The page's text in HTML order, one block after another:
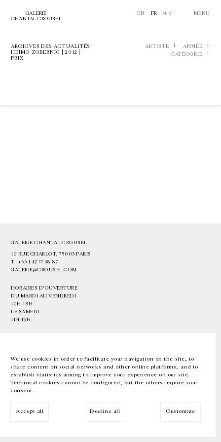
We use cookies in order to facilitate your navigation on the site, to
share content on social networks and other online platforms, and to
establish statistics aiming to improve your experience on our site.
Technical cookies cannot be configured, but the others require your
consent.
Accept all Decline all Customize
GALERIE
CHANTAL CROUSEL
EN FR 中文 MENU
ARCHIVES DES ACTUALITÉS
HEIMO ZOBERNIG | 2012 |
PRIX
ARTISTE
ANNÉE
CATÉGORIE
GALERIE CHANTAL CROUSEL
10 RUE CHARLOT, 75003 PARIS
T. +33 1 42 77 38 87
GALERIE@CROUSEL.COM
HORAIRES D'OUVERTURE
DU MARDI AU VENDREDI
10H-18H
LE SAMEDI
11H-19H
EN FR 中文 Facebook Instagram
Inscrivez-vous à notre newsletter